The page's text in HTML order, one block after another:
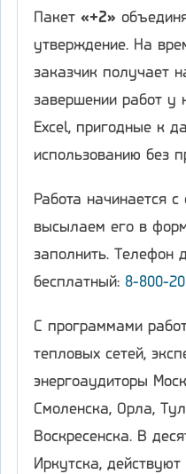
Пакет «+2»
утверждение. На
заказчик получает
завершении работ у
Excel, пригодные к
использованию без
Работа начинается
высылаем его в
заполнить. Телефон
бесплатный: 8-800-
С программами
тепловых сетей,
энергоаудиторы
Смоленска, Орла,
Воскресенска. В
Иркутска,